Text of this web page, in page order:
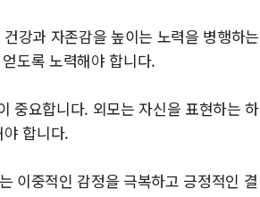
강과 자존감을 높이는 노력을 병행하는
도록 노력해야 합니다.
중요합니다. 외모는 자신을 표현하는 하
합니다.
이중적인 감정을 극복하고 긍정적인 결